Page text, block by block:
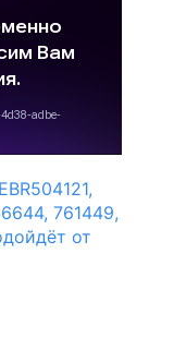
761449,
от